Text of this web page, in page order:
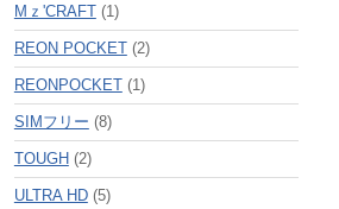
Mｚ'CRAFT(1)
REON POCKET(2)
REONPOCKET(1)
SIMフリー (8)
TOUGH (2)
ULTRA HD(5)